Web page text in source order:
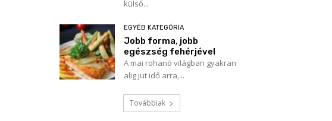
külső...
EGYÉB KATEGÓRIA
Jobb forma, jobb
egészség fehérjével
A mai rohanó világban gyakran
alig jut idő arra,...
Továbbiak